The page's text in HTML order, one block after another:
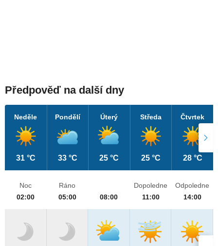
Předpověď na další dny
Neděle
31 °C
Pondělí
33 °C
Úterý
25 °C
Středa
25 °C
Čtvrtek
28 °C
Noc
02:00
Ráno
05:00
08:00
Dopoledne
11:00
Odpoledne
14:00